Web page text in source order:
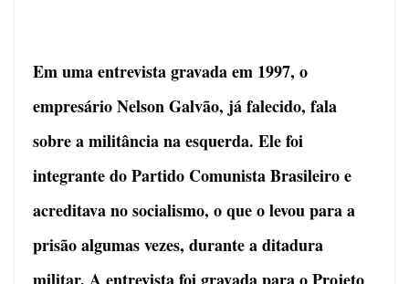
Em uma entrevista gravada em 1997, o
empresário Nelson Galvão, já falecido, fala
sobre a militância na esquerda. Ele foi
integrante do Partido Comunista Brasileiro e
acreditava no socialismo, o que o levou para a
prisão algumas vezes, durante a ditadura
militar. A entrevista foi gravada para o Projeto